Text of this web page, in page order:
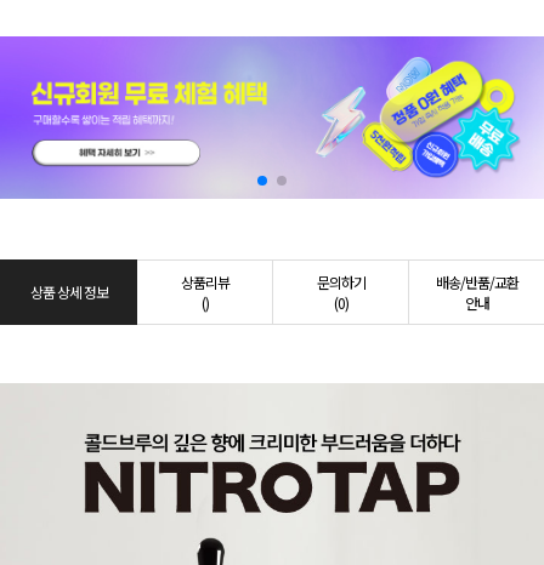
상품 상세 정보
상품리뷰
()
문의하기
(0)
배송/반품/교환
안내